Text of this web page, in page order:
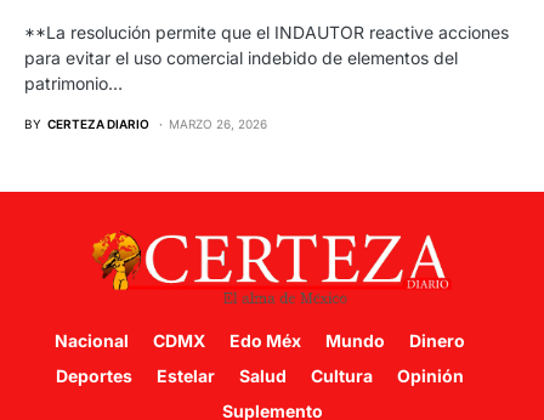
**La resolución permite que el INDAUTOR reactive acciones
para evitar el uso comercial indebido de elementos del
patrimonio…
BY CERTEZA DIARIO MARZO 26, 2026
Nacional CDMX Edo Méx Mundo
Dinero
Deportes
Estelar Salud Cultura
Opinión
Suplemento